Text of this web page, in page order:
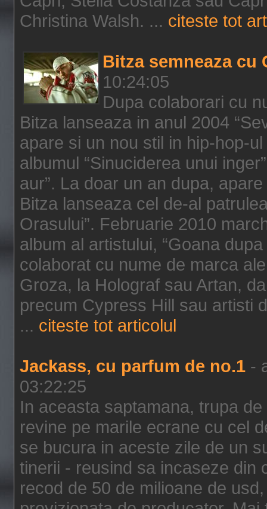
Christina Walsh. ... citeste tot
Bitza semneaza cu
10:24:05
Dupa colaborari cu
Bitza lanseaza in anul 2004
apare si un nou stil in hip-hop-
albumul “Sinuciderea unui
aur”. La doar un an dupa,
Bitza lanseaza cel de-al
Orasului”. Februarie 2010
album al artistului, “Goana
colaborat cu nume de marca
Groza, la Holograf sau Artan,
precum Cypress Hill sau artisti
... citeste tot articolul
Jackass, cu parfum de no.1 -
03:22:25
In aceasta saptamana, trupa
revine pe marile ecrane cu cel
se bucura in aceste zile de un
tinerii - reusind sa incaseze din
recod de 50 de milioane de